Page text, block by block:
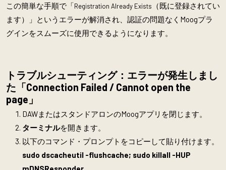
この簡単な手順で「Registration Already Exists
（既に登録されてい
ます）」というエラーが解消され、認証の問題なくMoogプラ
グインをスムーズに使用できるようになります。
トラブルシューティング：エラーが発生しまし
た「Connection Failed / Cannot open the
page」
DAWまたはスタンドアロンのMoogアプリを閉じます。
ターミナルを開きます。
以下のコマンド・プロンプトをコピーして貼り付けます。
sudo dscacheutil -flushcache; sudo killall -HUP